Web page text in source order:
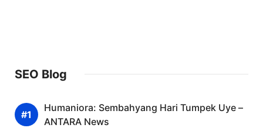
SEO Blog
Humaniora: Sembahyang Hari Tumpek Uye –
ANTARA News